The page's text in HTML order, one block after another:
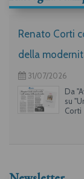
Renato Corti
della
31/07/2026
Da
su
Corti